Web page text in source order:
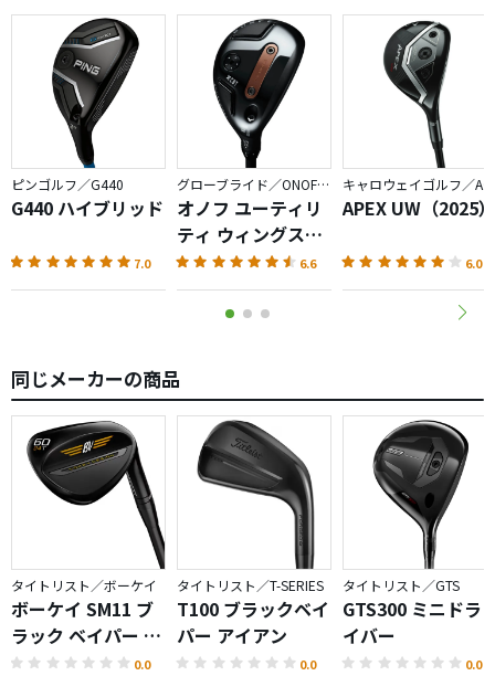
ピンゴルフ／G440
G440 ハイブリッド
7.0
グローブライド／ONOFF AKA
オノフ ユーティリ
ティ ウィングス
AKA（2026）
6.6
APEX UW（2025）
6.0
同じメーカーの商品
タイトリスト／ボーケイ
ボーケイ SM11 ブ
ラック ベイパー ウ
ェッジ
0.0
タイトリスト／T-SERIES
T100 ブラックベイ
パー アイアン
0.0
タイトリスト／GTS
GTS300 ミニドラ
イバー
0.0